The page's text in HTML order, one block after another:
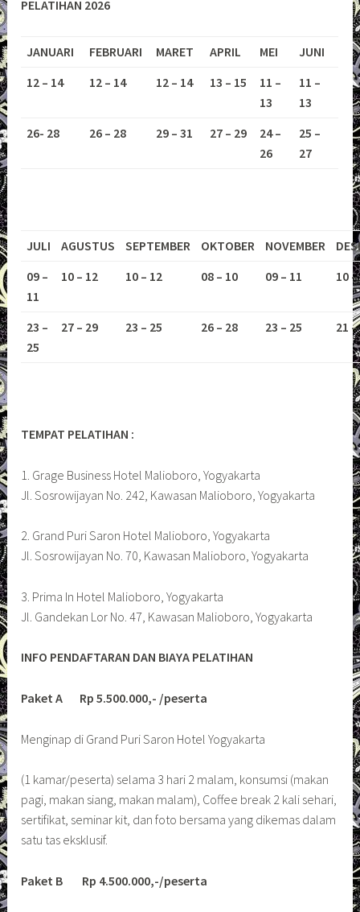
PELATIHAN 2026
JANUARI FEBRUARI MARET APRIL MEI
JUNI
12 – 14
12 – 14 12 – 14 13 – 15
11 –
13
11 –
13
26- 28
26 – 28 29 – 31 27 – 29
24 –
26
25 –
27
JULI AGUSTUS SEPTEMBER OKTOBER NOVEMBER
09 –
11
10 – 12 10 – 12 08 – 10 09 – 11 10
23 –
25
27 – 29 23 – 25 26 – 28 23 – 25 21
TEMPAT PELATIHAN :
1. Grage Business Hotel Malioboro, Yogyakarta
Jl. Sosrowijayan No. 242, Kawasan Malioboro, Yogyakarta
2. Grand Puri Saron Hotel Malioboro, Yogyakarta
Jl. Sosrowijayan No. 70, Kawasan Malioboro, Yogyakarta
3. Prima In Hotel Malioboro, Yogyakarta
Jl. Gandekan Lor No. 47, Kawasan Malioboro, Yogyakarta
INFO PENDAFTARAN DAN BIAYA PELATIHAN
Paket A Rp 5.500.000,- /peserta
Menginap di Grand Puri Saron Hotel Yogyakarta
(1 kamar/peserta) selama 3 hari 2 malam, konsumsi (makan
pagi, makan siang, makan malam), Coffee break 2 kali sehari,
sertifikat, seminar kit, dan foto bersama yang dikemas dalam
satu tas eksklusif.
Paket B Rp 4.500.000,-/peserta